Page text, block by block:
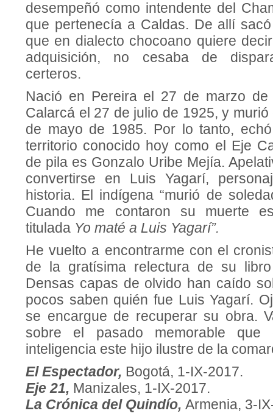
desempeñó como intendente del
que pertenecía a Caldas. De allí
que en dialecto chocoano quiere
adquisición, no cesaba de
certeros.
Nació en Pereira el 27 de marzo
Calarcá el 27 de julio de 1925, y
de mayo de 1985. Por lo tanto,
territorio conocido hoy como el Eje
de pila es Gonzalo Uribe Mejía.
convertirse en Luis Yagarí,
historia. El indígena “murió de
Cuando me contaron su muerte
titulada Yo maté a Luis Yagarí”.
He vuelto a encontrarme con el
de la gratísima relectura de su
Densas capas de olvido han caído
pocos saben quién fue Luis Yagarí.
se encargue de recuperar su obra.
sobre el pasado memorable que
inteligencia este hijo ilustre de la
El Espectador, Bogotá, 1-IX-2017.
Eje 21, Manizales, 1-IX-2017.
La Crónica del Quindío, Armenia, 3-